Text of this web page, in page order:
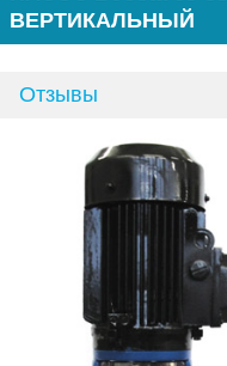
ВЕРТИКАЛЬНЫЙ
Отзывы